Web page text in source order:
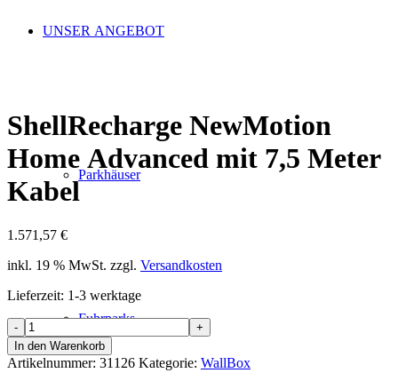
UNSER ANGEBOT
Parkhäuser
Fuhrparks
ShellRecharge NewMotion
Home Advanced mit 7,5 Meter
Kabel
1.571,57 €
inkl. 19 % MwSt. zzgl. Versandkosten
Lieferzeit: 1-3 werktage
ShellRecharge
NewMotion
Home
Advanced
In den Warenkorb
Artikelnummer: 31126 Kategorie: WallBox